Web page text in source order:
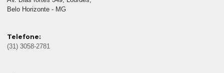
Belo Horizonte - MG
Telefone:
(31) 3058-2781